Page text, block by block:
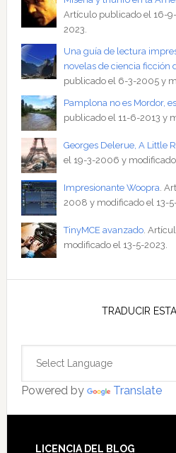
Artículo publicado el 16-
2023.
Una guía de lectura
novelas de ciencia ficción
publicado el 6-3-2005 y
Pamplona no es Mordor,
publicado el 11-6-2013 y
Georges Delerue, A Little
el 19-3-2006 y modificado
Impresionante Woopra .
2008 y modificado el 13-
TinyMCE avanzado.
modificado el 13-5-2023.
TRADUCIR
Powered by Translate
LICENCIA DEL BLOG